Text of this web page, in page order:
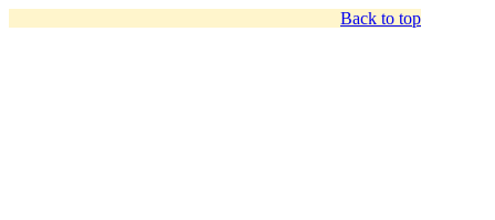
Back to top